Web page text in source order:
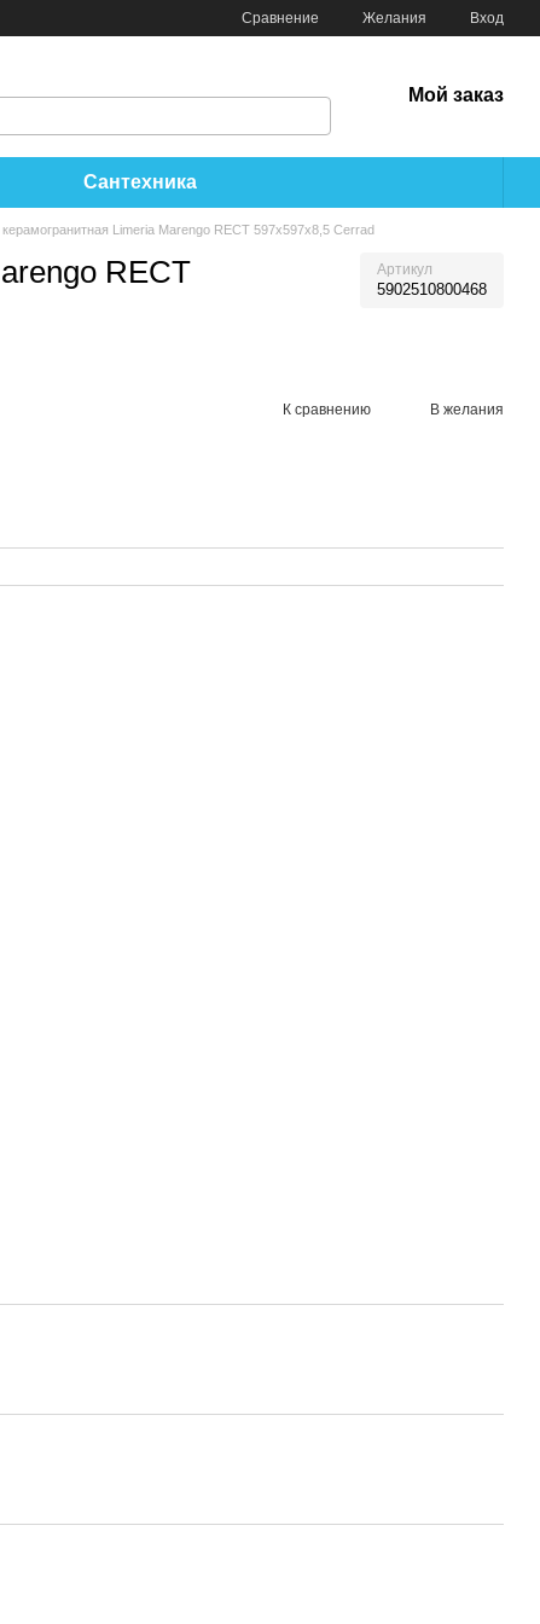
Сравнение Желания Вход
Мой заказ
Сантехника
керамогранитная Limeria Marengo RECT 597x597x8,5 Cerrad
RECT
Артикул
5902510800468
К сравнению В желания